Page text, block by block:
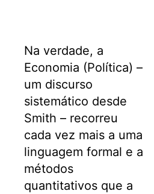
Na verdade, a
Economia (Política) –
um discurso
sistemático desde
Smith – recorreu
cada vez mais a uma
linguagem formal e a
métodos
quantitativos que a